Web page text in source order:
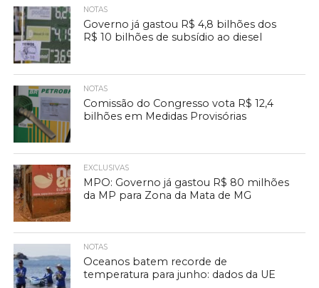
NOTAS
Governo já gastou R$ 4,8 bilhões dos
R$ 10 bilhões de subsídio ao diesel
NOTAS
Comissão do Congresso vota R$ 12,4
bilhões em Medidas Provisórias
EXCLUSIVAS
MPO: Governo já gastou R$ 80 milhões
da MP para Zona da Mata de MG
NOTAS
Oceanos batem recorde de
temperatura para junho: dados da UE